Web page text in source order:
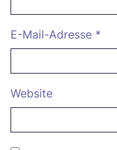
E-Mail-Adresse *
Website